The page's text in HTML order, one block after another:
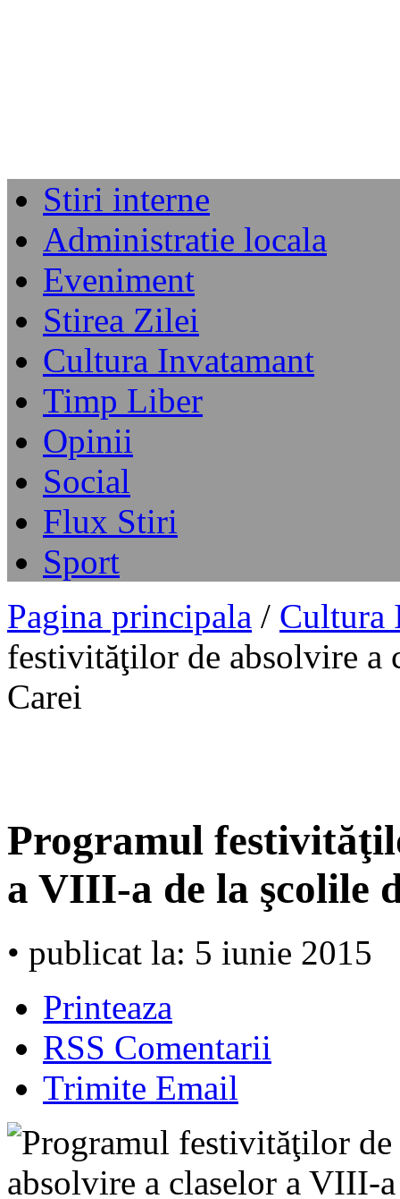
Stiri interne
Administratie locala
Eveniment
Stirea Zilei
Cultura Invatamant
Timp Liber
Opinii
Social
Flux Stiri
Sport
Pagina principala / Cultura
festivităţilor de absolvire a
Carei
Programul
a VIII-a de la şcolile
• publicat la: 5 iunie 2015
Printeaza
RSS Comentarii
Trimite Email